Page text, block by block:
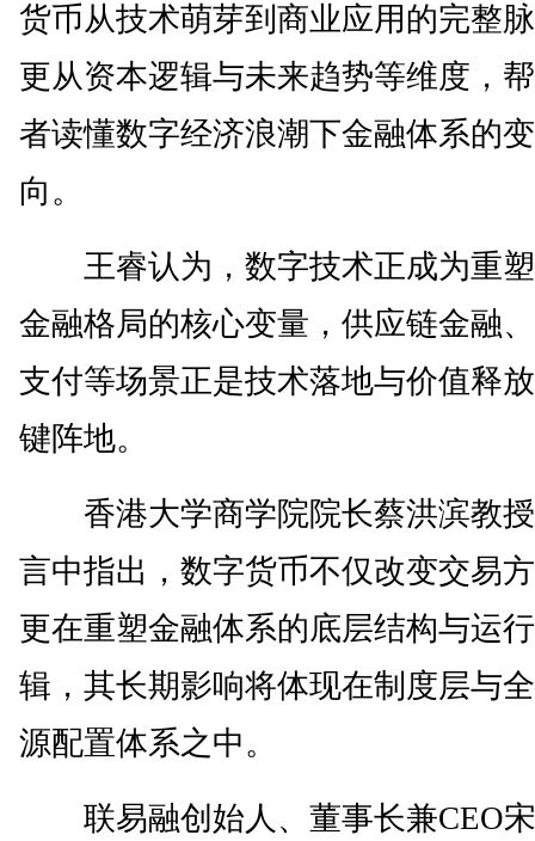
货币从技术萌芽到商业应用的完整
更从资本逻辑与未来趋势等维度，
者读懂数字经济浪潮下金融体系的
向。
王睿认为，数字技术正成为重
金融格局的核心变量，供应链金融
支付等场景正是技术落地与价值释
键阵地。
香港大学商学院院长蔡洪滨教
言中指出，数字货币不仅改变交易
更在重塑金融体系的底层结构与运
辑，其长期影响将体现在制度层与
源配置体系之中。
联易融创始人、董事长兼CEO